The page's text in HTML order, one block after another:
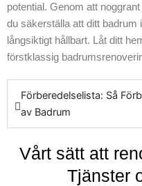
snyggt. Vårt team
är alltid redo att
erbjuda expertis
genom hela
processen. För att
få reda på mer
hur vi kan hjälpa
dig att få ditt nya
dina förväntningar,
tveka inte att ta
potential. Genom att
du säkerställa att ditt badrum
långsiktigt hållbart. Låt ditt
förstklassig
Förberedelselista: Så
av Badrum
Vårt sätt att
Tjänster